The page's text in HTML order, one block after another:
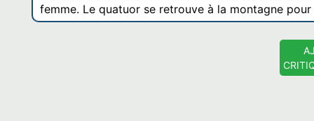
femme. Le quatuor se retrouve à la montagne